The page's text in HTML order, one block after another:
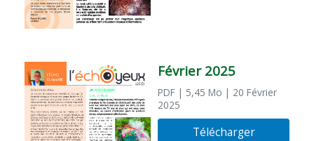
Février 2025
PDF | 5,45 Mo | 20 Février
2025
Télécharger